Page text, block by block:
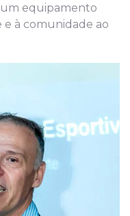
um equipamento
e à comunidade ao